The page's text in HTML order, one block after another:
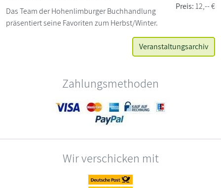
Preis:12,-- €
Das Team der Hohenlimburger Buchhandlung
präsentiert seine Favoriten zum Herbst/Winter.
Veranstaltungsarchiv
Zahlungsmethoden
Wir verschicken mit